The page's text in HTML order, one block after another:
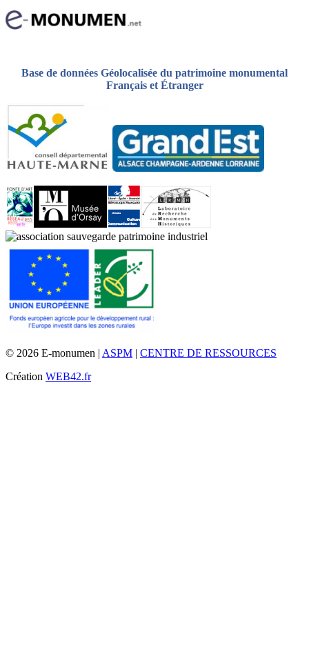
Base de données Géolocalisée du patrimoine monumental
Français et Étranger
© 2026 E-monumen | ASPM | CENTRE DE RESSOURCES
Création WEB42.fr